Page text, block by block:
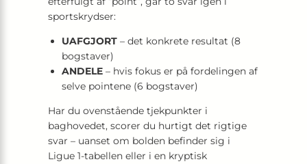
sports­krydser:
UAFGJORT – det konkrete resultat (8
bogstaver)
ANDELE – hvis fokus er på fordelingen af
selve pointene (6 bogstaver)
Har du ovenstående tjekpunkter i
baghovedet, scorer du hurtigt det rigtige
svar – uanset om bolden befinder sig i
Ligue 1-tabellen eller i en kryptisk